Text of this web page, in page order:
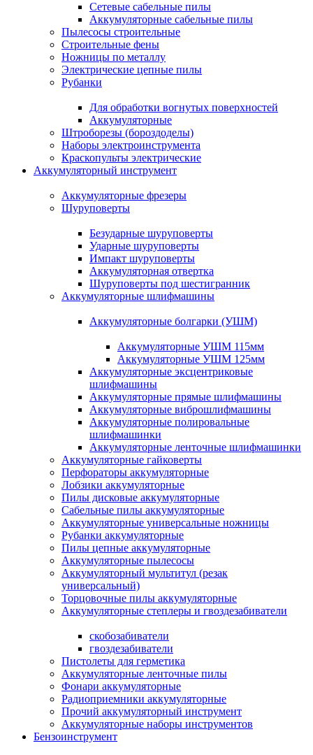
Сетевые сабельные пилы
Аккумуляторные сабельные пилы
Пылесосы строительные
Строительные фены
Ножницы по металлу
Электрические цепные пилы
Рубанки
Для обработки вогнутых поверхностей
Аккумуляторные
Штроборезы (бороздоделы)
Наборы электроинструмента
Краскопульты электрические
Аккумуляторный инструмент
Аккумуляторные фрезеры
Шуруповерты
Безударные шуруповерты
Ударные шуруповерты
Импакт шуруповерты
Аккумуляторная отвертка
Шуруповерты под шестигранник
Аккумуляторные шлифмашины
Аккумуляторные болгарки (УШМ)
Аккумуляторные УШМ 115мм
Аккумуляторные УШМ 125мм
Аккумуляторные эксцентриковые
шлифмашины
Аккумуляторные прямые шлифмашины
Аккумуляторные виброшлифмашины
Аккумуляторные полировальные
шлифмашинки
Аккумуляторные ленточные шлифмашинки
Аккумуляторные гайковерты
Перфораторы аккумуляторные
Лобзики аккумуляторные
Пилы дисковые аккумуляторные
Сабельные пилы аккумуляторные
Аккумуляторные универсальные ножницы
Рубанки аккумуляторные
Пилы цепные аккумуляторные
Аккумуляторные пылесосы
Аккумуляторный мультитул (резак
универсальный)
Торцовочные пилы аккумуляторные
Аккумуляторные степлеры и гвоздезабиватели
скобозабиватели
гвоздезабиватели
Пистолеты для герметика
Аккумуляторные ленточные пилы
Фонари аккумуляторные
Радиоприемники аккумуляторные
Прочий аккумуляторный инструмент
Аккумуляторные наборы инструментов
Бензоинструмент